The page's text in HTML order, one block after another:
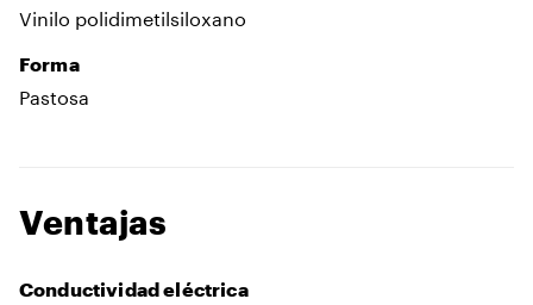
Vinilo polidimetilsiloxano
Forma
Pastosa
Ventajas
Conductividad eléctrica